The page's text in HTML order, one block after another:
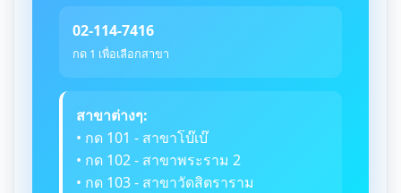
02-114-7416
กด 1 เพื่อเลือกสาขา
สาขาต่างๆ:
• กด 101 - สาขาโบ๊เบ๊
• กด 102 - สาขาพระราม 2
• กด 103 - สาขาวัดสิตราราม